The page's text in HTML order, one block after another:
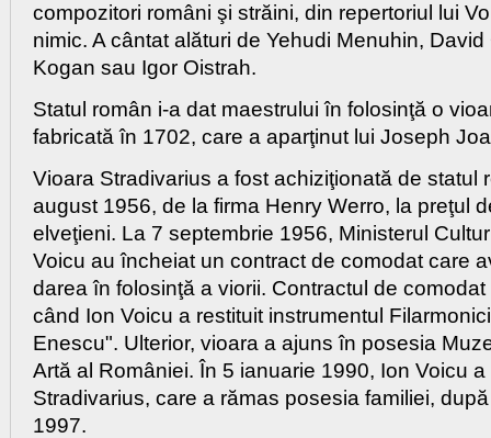
compozitori români şi străini, din repertoriul lui
nimic. A cântat alături de Yehudi Menuhin,
Kogan sau Igor Oistrah.
Statul român i-a dat maestrului în folosinţă o
fabricată în 1702, care a aparţinut lui Joseph
Vioara Stradivarius a fost achiziţionată de statul
august 1956, de la firma Henry Werro, la preţul
elveţieni. La 7 septembrie 1956, Ministerul
Voicu au încheiat un contract de comodat care
darea în folosinţă a viorii. Contractul de
când Ion Voicu a restituit instrumentul
Enescu". Ulterior, vioara a ajuns în posesia
Artă al României. În 5 ianuarie 1990, Ion Voicu
Stradivarius, care a rămas posesia familiei,
1997.